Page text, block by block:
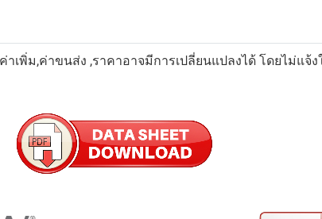
าเพิ่ม,ค่าขนส่ง ,ราคาอาจมีการเปลี่ยนแปลงได้ โดยไม่แจ้